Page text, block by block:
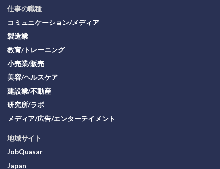
仕事の職種
コミュニケーション/メディア
製造業
教育/トレーニング
小売業/販売
美容/ヘルスケア
建設業/不動産
研究所/ラボ
メディア/広告/エンターテイメント
地域サイト
JobQuasar
Japan